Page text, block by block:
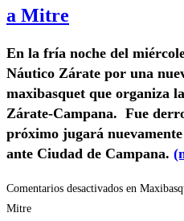
a Mitre
En la fría noche del
Náutico Zárate por una
maxibasquet que organiza
Zárate-Campana. Fue
próximo jugará
ante Ciudad de Campana.
Comentarios desactivados en
Mitre